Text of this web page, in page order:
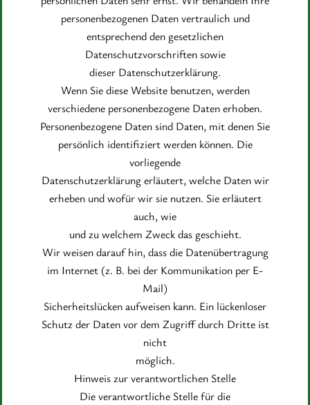
personenbezogenen Daten vertraulich und
entsprechend den gesetzlichen
Datenschutzvorschriften sowie
dieser Datenschutzerklärung.
Wenn Sie diese Website benutzen, werden
verschiedene personenbezogene Daten erhoben.
Personenbezogene Daten sind Daten, mit denen Sie
persönlich identifiziert werden können. Die
vorliegende
Datenschutzerklärung erläutert, welche Daten wir
erheben und wofür wir sie nutzen. Sie erläutert
auch, wie
und zu welchem Zweck das geschieht.
Wir weisen darauf hin, dass die Datenübertragung
im Internet (z. B. bei der Kommunikation per E-
Mail)
Sicherheitslücken aufweisen kann. Ein lückenloser
Schutz der Daten vor dem Zugriff durch Dritte ist
nicht
möglich.
Hinweis zur verantwortlichen Stelle
Die verantwortliche Stelle für die